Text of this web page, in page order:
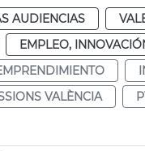
AUDIENCIAS
EMPLEO,
VALÈNCIA